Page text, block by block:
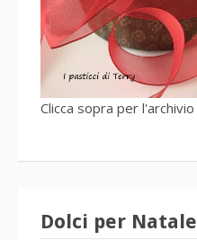
Clicca sopra per l'archivio
Dolci per Natale